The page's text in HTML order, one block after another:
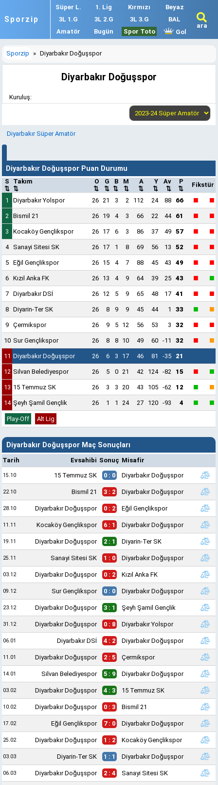
Sporzip
Süper L. 1. Lig Kırmızı
Beyaz
3L 1.G
3L 2.G 3L 3.G
BAL
Amatör
Bugün Spor Toto Gol
ara
Sporzip » Diyarbakır Doğuşspor
Diyarbakır Doğuşspor
Kuruluş:
Diyarbakır Süper Amatör
Diyarbakır Doğuşspor Puan Durumu
S
⇅
Takım
⇅
O
⇅
G
⇅
B
⇅
M
⇅
A
⇅
Y
⇅
Av
⇅
P
⇅
Fikstür
1 Diyarbakır Yolspor 26 21 3 2 112 24 88 66 ■ ■
2 Bismil 21 26 19 4 3 66 22 44 61 ■ ■
3 Kocaköy Gençlikspor 26 17 6 3 86 37 49 57 ■ ■
4 Sanayi Sitesi SK 26 17 1 8 69 56 13 52 ■ ■
5 Eğil Gençlikspor 26 15 4 7 88 45 43 49 ■ ■
6 Kızıl Anka FK 26 13 4 9 64 39 25 43 ■ ■
7 Diyarbakır DSİ 26 12 5 9 65 48 17 41 ■ ■
8 Diyarin-Ter SK 26 8 9 9 45 44 1 33 ■ ■
9 Çermikspor 26 9 5 12 56 53 3 32 ■ ■
10 Sur Gençlikspor 26 8 8 10 49 60 -11 32 ■ ■
11 Diyarbakır Doğuşspor 26 6 3 17 46 81 -35 21
12 Silvan Belediyespor 26 5 0 21 42 124 -82 15 ■ ■
13 15 Temmuz SK 26 3 3 20 43 105 -62 12 ■ ■
14 Şeyh Şamil Gençlik 26 1 1 24 27 120 -93 4 ■ ■
Play-Off Alt Lig
Diyarbakır Doğuşspor Maç Sonuçları
Tarih Evsahibi Sonuç Misafir
15.10 15 Temmuz SK 0 : 0 Diyarbakır Doğuşspor
22.10 Bismil 21 3 : 2 Diyarbakır Doğuşspor
28.10 Diyarbakır Doğuşspor 0 : 2 Eğil Gençlikspor
11.11 Kocaköy Gençlikspor 6 : 1 Diyarbakır Doğuşspor
19.11 Diyarbakır Doğuşspor 2 : 1 Diyarin-Ter SK
25.11 Sanayi Sitesi SK 1 : 0 Diyarbakır Doğuşspor
03.12 Diyarbakır Doğuşspor 0 : 2 Kızıl Anka FK
09.12 Sur Gençlikspor 0 : 0 Diyarbakır Doğuşspor
23.12 Diyarbakır Doğuşspor 3 : 1 Şeyh Şamil Gençlik
31.12 Diyarbakır Doğuşspor 0 : 8 Diyarbakır Yolspor
06.01 Diyarbakır DSİ 4 : 2 Diyarbakır Doğuşspor
11.01 Diyarbakır Doğuşspor 2 : 5 Çermikspor
14.01 Silvan Belediyespor 5 : 9 Diyarbakır Doğuşspor
03.02 Diyarbakır Doğuşspor 4 : 3 15 Temmuz SK
10.02 Diyarbakır Doğuşspor 0 : 3 Bismil 21
17.02 Eğil Gençlikspor 7 : 0 Diyarbakır Doğuşspor
25.02 Diyarbakır Doğuşspor 1 : 2 Kocaköy Gençlikspor
03.03 Diyarin-Ter SK 1 : 1 Diyarbakır Doğuşspor
06.03 Diyarbakır Doğuşspor 2 : 4 Sanayi Sitesi SK